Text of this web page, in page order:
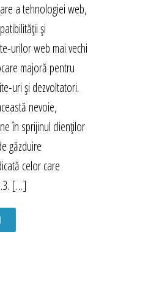
a tehnologiei web,
și
urilor web mai vechi
majoră pentru
uri și dezvoltatori.
nevoie,
în sprijinul clienților
găzduire
celor care
[…]